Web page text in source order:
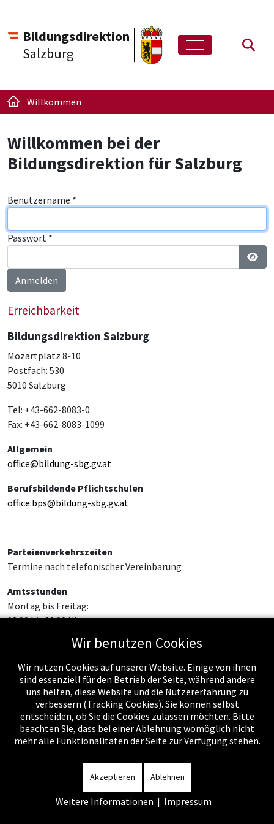
Bildungsdirektion
Salzburg
Willkommen
Willkommen bei der
Bildungsdirektion für Salzburg
Benutzername *
Passwort *
Anmelden
Erreichbarkeit
Bildungsdirektion Salzburg
Mozartplatz 8-10
Postfach: 530
5010 Salzburg
Tel: +43-662-8083-0
Fax: +43-662-8083-1099
Allgemein
office@bildung-sbg.gv.at
Berufsbildende Pflichtschulen
office.bps@bildung-sbg.gv.at
Parteienverkehrszeiten
Termine nach telefonischer Vereinbarung
Amtsstunden
Montag bis Freitag:
08:00 bis 12:00 Uhr
Wir benutzen Cookies
Wir nutzen Cookies auf unserer Website. Einige von ihnen
sind essenziell für den Betrieb der Seite, während andere
uns helfen, diese Website und die Nutzererfahrung zu
verbessern (Tracking Cookies). Sie können selbst
entscheiden, ob Sie die Cookies zulassen möchten. Bitte
beachten Sie, dass bei einer Ablehnung womöglich nicht
mehr alle Funktionalitäten der Seite zur Verfügung stehen.
Akzeptieren Ablehnen
Weitere Informationen | Impressum